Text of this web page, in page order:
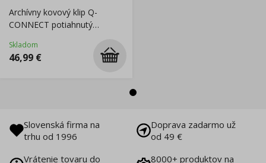
Archívny kovový klip Q-
CONNECT potiahnutý
Skladom
46,99 €
Slovenská firma na
trhu od 1996
Doprava zadarmo už
od 49 €
Vrátenie tovaru do
8000+ produktov na